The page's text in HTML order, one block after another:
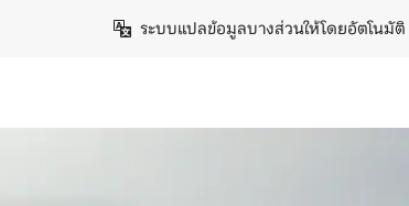
ระบบแปลข้อมูลบางส่วนให้โดยอัตโนมัติ